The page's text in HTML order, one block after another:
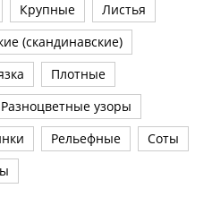
Крупные
Листья
(скандинавские)
Плотные
Разноцветные узоры
Рельефные
Соты